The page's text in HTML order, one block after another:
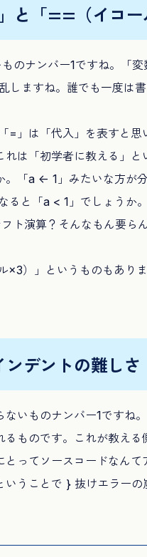
と「==（イコ
のナンバー1ですね。「
しますね。誰でも一度は
=」は「代入」を表すと
は「初学者に教える」
「a <- 1」みたいな方が
と「a < 1」でしょうか
ト演算？そんなもん要
）」というものもあり
ンデントの難しさ
いものナンバー1ですね
ものです。これが教え
ってソースコードなん
うことで } 抜けエラーの